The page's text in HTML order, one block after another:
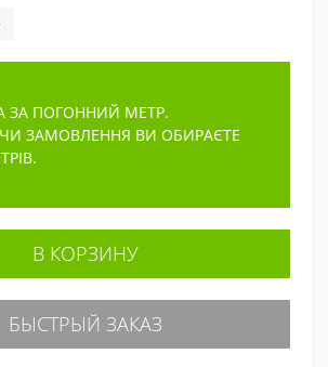
ЗА ПОГОННИЙ МЕТР.
ЗАМОВЛЕННЯ ВИ ОБИРАЄТЕ
В КОРЗИНУ
БЫСТРЫЙ ЗАКАЗ